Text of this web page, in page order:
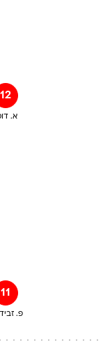
12
א.
11
פ.